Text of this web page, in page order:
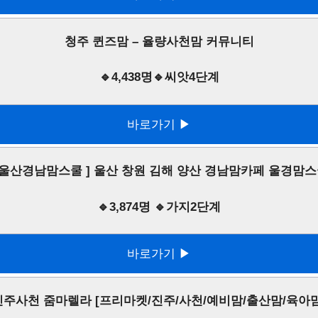
청주 퀸즈맘 – 율량사천맘 커뮤니티
🔹4,438명🔹씨앗4단계
바로가기 ▶
산경남맘스쿨 ] 울산 창원 김해 양산 경남맘카페 울경맘
🔹3,874명 🔹가지2단계
바로가기 ▶
주사천 줌마렐라 [프리마켓/진주/사천/예비맘/출산맘/육아